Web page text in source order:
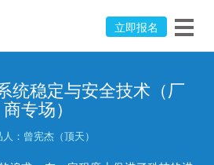
立即报名
统稳定与安全技术（厂
商专场）
： 曾宪杰（顶天）